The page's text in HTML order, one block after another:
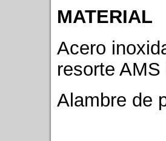
MATERIAL
Acero
resorte AMS
Alambre de